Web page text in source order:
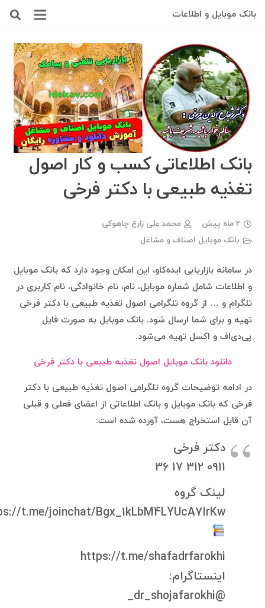
بانک موبایل و اطلاعات
بانک اطلاعاتی کسب و کار اصول
تغذیه طبیعی با دکتر فرخی
2 ماه پیش
محمد علی زارع چاهوکی
بانک موبایل اصناف و مشاغل
در سامانه بازاریابی ایده‌کاو، این امکان وجود دارد که بانک موبایل
و اطلاعات شامل شماره موبایل، نام، نام خانوادگی، نام کاربری در
تلگرام و … از گروه تلگرامی اصول تغذیه طبیعی با دکتر فرخی
تهیه و برای شما ارسال شود. بانک موبایل به صورت فایل
پی‌دی‌اف و اکسل تهیه می‌شود.
دانلود بانک موبایل اصول تغذیه طبیعی با دکتر فرخی
در ادامه توضیحات گروه تلگرامی اصول تغذیه طبیعی با دکتر
فرخی که بانک موبایل و بانک اطلاعاتی از اعضای فعلی و قبلی
آن قابل استخراج هست، آورده شده است:
دکتر فرخی
0911 312 17 36
لینک گروه
t.me/joinchat/Bgx_1kLbM4LYUcA7IrKw
https://t.me/shafadrfarokhi
اینستاگرام:
@dr_shojafarokhi_